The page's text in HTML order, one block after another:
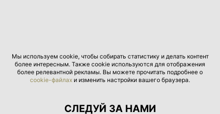
Мы используем cookie, чтобы собирать статистику и делать контент
более интересным. Также cookie используются для отображения
более релевантной рекламы. Вы можете прочитать подробнее о
cookie-файлах и изменить настройки вашего браузера.
СЛЕДУЙ ЗА НАМИ